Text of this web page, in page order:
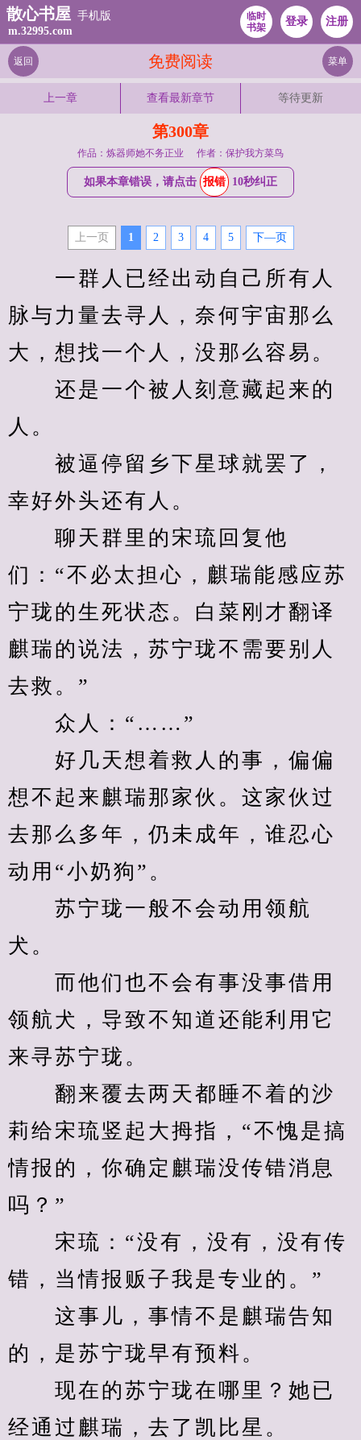
散心书屋 手机版
m.32995.com
临时
书架
登录 注册
免费阅读
返回 菜单
上一章 查看最新章节 等待更新
第300章
作品：炼器师她不务正业 作者：保护我方菜鸟
如果本章错误，请点击 报错 10秒纠正
上一页 1 2 3 4 5 下—页
一群人已经出动自己所有人
脉与力量去寻人，奈何宇宙那么
大，想找一个人，没那么容易。
还是一个被人刻意藏起来的
人。
被逼停留乡下星球就罢了，
幸好外头还有人。
聊天群里的宋琉回复他
们：“不必太担心，麒瑞能感应苏
宁珑的生死状态。白菜刚才翻译
麒瑞的说法，苏宁珑不需要别人
去救。”
众人：“……”
好几天想着救人的事，偏偏
想不起来麒瑞那家伙。这家伙过
去那么多年，仍未成年，谁忍心
动用“小奶狗”。
苏宁珑一般不会动用领航
犬。
而他们也不会有事没事借用
领航犬，导致不知道还能利用它
来寻苏宁珑。
翻来覆去两天都睡不着的沙
莉给宋琉竖起大拇指，“不愧是搞
情报的，你确定麒瑞没传错消息
吗？”
宋琉：“没有，没有，没有传
错，当情报贩子我是专业的。”
这事儿，事情不是麒瑞告知
的，是苏宁珑早有预料。
现在的苏宁珑在哪里？她已
经通过麒瑞，去了凯比星。